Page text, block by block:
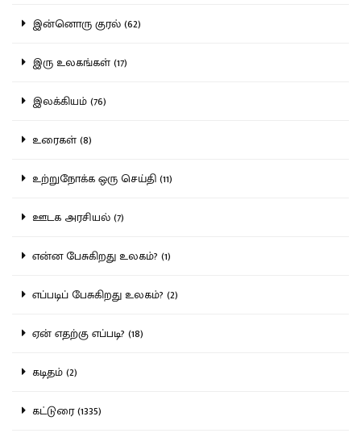
இன்னொரு குரல் (62)
இரு உலகங்கள் (17)
இலக்கியம் (76)
உரைகள் (8)
உற்றுநோக்க ஒரு செய்தி (11)
ஊடக அரசியல் (7)
என்ன பேசுகிறது உலகம்? (1)
எப்படிப் பேசுகிறது உலகம்? (2)
ஏன் எதற்கு எப்படி? (18)
கடிதம் (2)
கட்டுரை (1335)